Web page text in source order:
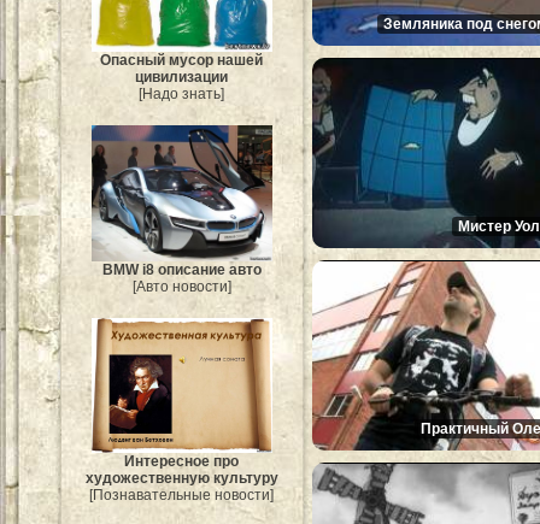
Опасный мусор нашей
цивилизации
[Надо знать]
BMW i8 описание авто
[Авто новости]
Интересное про
художественную культуру
[Познавательные новости]
Земляника под
Мистер
Практичный